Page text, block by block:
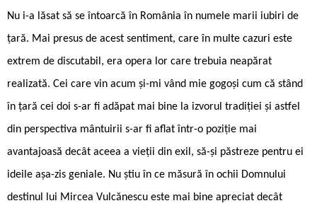
Nu i-a lăsat să se întoarcă în România în numele marii iubiri de
țară. Mai presus de acest sentiment, care în multe cazuri este
extrem de discutabil, era opera lor care trebuia neapărat
realizată. Cei care vin acum și-mi vând mie gogoși cum că stând
în țară cei doi s-ar fi adăpat mai bine la izvorul tradiției și astfel
din perspectiva mântuirii s-ar fi aflat într-o poziție mai
avantajoasă decât aceea a vieții din exil, să-și păstreze pentru ei
ideile așa-zis geniale. Nu știu în ce măsură în ochii Domnului
destinul lui Mircea Vulcănescu este mai bine apreciat decât